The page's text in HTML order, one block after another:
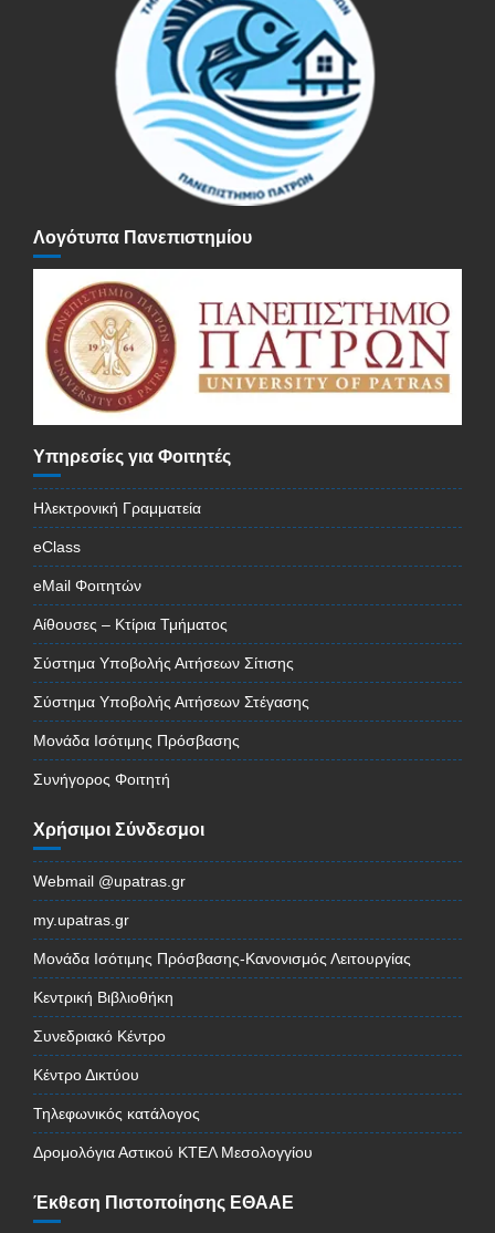
Λογότυπα Πανεπιστημίου
Υπηρεσίες για Φοιτητές
Ηλεκτρονική Γραμματεία
eClass
eMail Φοιτητών
Αίθουσες – Κτίρια Τμήματος
Σύστημα Υποβολής Αιτήσεων Σίτισης
Σύστημα Υποβολής Αιτήσεων Στέγασης
Μονάδα Ισότιμης Πρόσβασης
Συνήγορος Φοιτητή
Χρήσιμοι Σύνδεσμοι
Webmail @upatras.gr
my.upatras.gr
Μονάδα Ισότιμης Πρόσβασης-Κανονισμός Λειτουργίας
Κεντρική Βιβλιοθήκη
Συνεδριακό Κέντρο
Κέντρο Δικτύου
Τηλεφωνικός κατάλογος
Δρομολόγια Αστικού ΚΤΕΛ Μεσολογγίου
Έκθεση Πιστοποίησης ΕΘΑΑΕ